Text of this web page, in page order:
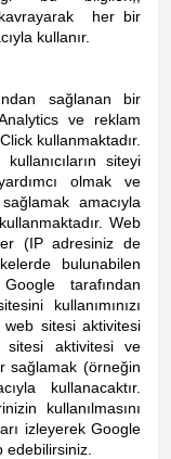
kavrayarak her bir
kullanır.
sağlanan bir
ve reklam
kullanmaktadır.
siteyi
olmak ve
amacıyla
Web
(IP adresiniz de
bulunabilen
tarafından
kullanımınızı
sitesi aktivitesi
sitesi aktivitesi ve
sağlamak (örneğin
kullanacaktır.
kullanılmasını
izleyerek Google
edebilirsiniz.